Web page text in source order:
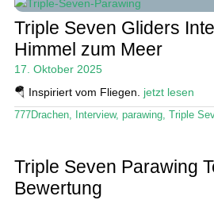
Triple Seven Gliders
Himmel zum Meer
17. Oktober 2025
🪂 Inspiriert vom Fliegen. jetzt lesen
777Drachen, Interview, parawing, Triple
Triple Seven Parawing
Bewertung